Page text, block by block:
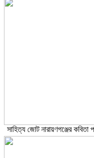
সাহিত্য জোট নারায়ণগঞ্জের